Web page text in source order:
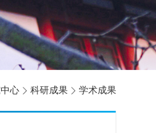
心 科研成果 学术成果